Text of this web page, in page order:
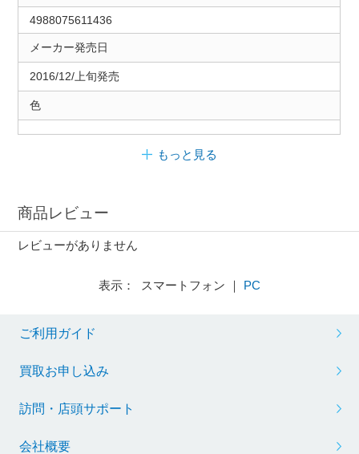
4988075611436
メーカー発売日
2016/12/上旬発売
色
もっと見る
商品レビュー
レビューがありません
表示： スマートフォン ｜ PC
ご利用ガイド
買取お申し込み
訪問・店頭サポート
会社概要